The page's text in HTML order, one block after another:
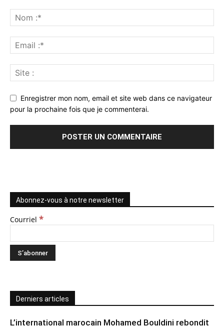
Enregistrer mon nom, email et site web dans ce navigateur
pour la prochaine fois que je commenterai.
Abonnez-vous à notre newsletter
Courriel *
Derniers articles
L’international marocain Mohamed Bouldini rebondit